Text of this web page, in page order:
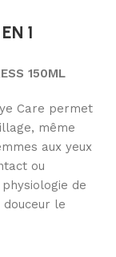
1
150ML
Care permet
même
aux yeux
ou
de
le